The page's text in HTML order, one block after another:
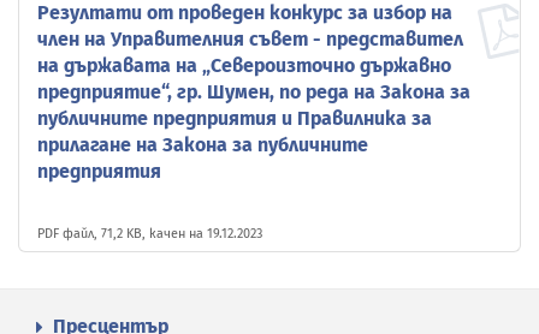
Резултати от проведен конкурс за избор на
член на Управителния съвет - представител
на държавата на „Североизточно държавно
предприятие“, гр. Шумен, по реда на Закона за
публичните предприятия и Правилника за
прилагане на Закона за публичните
предприятия
PDF файл, 71,2 KB, качен на 19.12.2023
Пресцентър